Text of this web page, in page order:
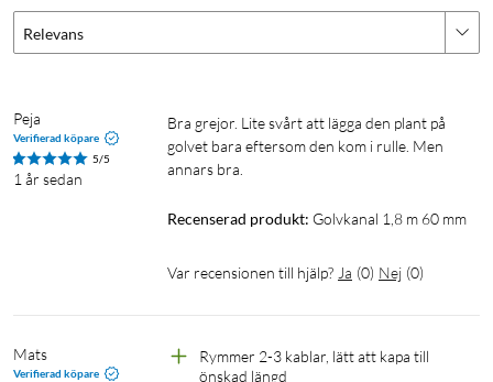
Relevans
Peja
Verifierad köpare
5/5
1 år sedan
Bra grejor. Lite svårt att lägga den plant på
golvet bara eftersom den kom i rulle. Men
annars bra.
Recenserad produkt: Golvkanal 1,8 m 60 mm
Var recensionen till hjälp? Ja (0) Nej (0)
Mats
Verifierad köpare
Rymmer 2-3 kablar, lätt att kapa till
önskad längd